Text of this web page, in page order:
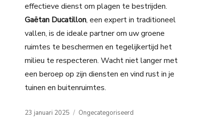
effectieve dienst om plagen te bestrijden.
Gaëtan Ducatillon, een expert in traditioneel
vallen, is de ideale partner om uw groene
ruimtes te beschermen en tegelijkertijd het
milieu te respecteren. Wacht niet langer met
een beroep op zijn diensten en vind rust in je
tuinen en buitenruimtes.
Posted
23 januari 2025 Categories
Ongecategoriseerd